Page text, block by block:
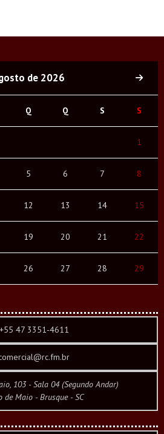
de 2026
Q Q S S
1
5 6 7 8
12 13 14 15
19 20 21 22
26 27 28 29
47 3351-4611
103 - Sala 04 (Segundo Andar)
de Maio - Brusque - SC